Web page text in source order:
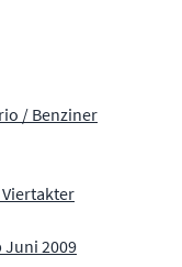
/ Benziner
Juni 2009